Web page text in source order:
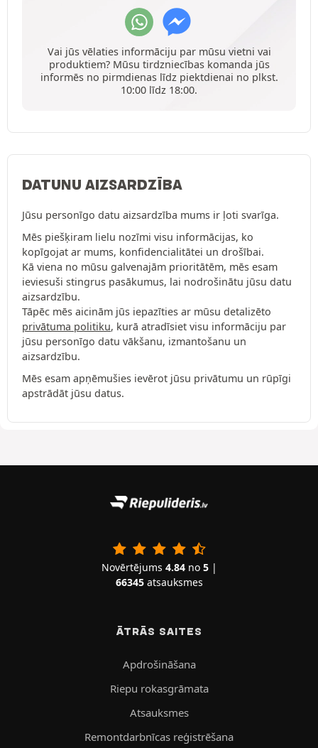
Vai jūs vēlaties informāciju par mūsu vietni vai
produktiem? Mūsu tirdzniecības komanda jūs
informēs no pirmdienas līdz piektdienai no plkst.
10:00 līdz 18:00.
DATUNU AIZSARDZĪBA
Jūsu personīgo datu aizsardzība mums ir ļoti svarīga.
Mēs piešķiram lielu nozīmi visu informācijas, ko
kopīgojat ar mums, konfidencialitātei un drošībai.
Kā viena no mūsu galvenajām prioritātēm, mēs esam
ieviesuši stingrus pasākumus, lai nodrošinātu jūsu datu
aizsardzību.
Tāpēc mēs aicinām jūs iepazīties ar mūsu detalizēto
privātuma politiku, kurā atradīsiet visu informāciju par
jūsu personīgo datu vākšanu, izmantošanu un
aizsardzību.
Mēs esam apņēmušies ievērot jūsu privātumu un rūpīgi
apstrādāt jūsu datus.
Novērtējums 4.84no 5|
66345atsauksmes
ĀTRĀS SAITES
Apdrošināšana
Riepu rokasgrāmata
Atsauksmes
Remontdarbnīcas reģistrēšana